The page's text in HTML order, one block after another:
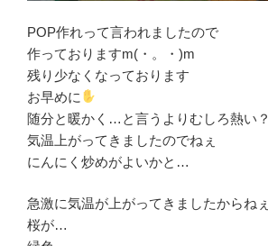
POP作れって言われましたので
作っておりますm(・。・)m
残り少なくなっております
お早めに
随分と暖かく…と言うよりむしろ熱い？
気温上がってきましたのでねぇ
にんにく炒めがよいかと…
急激に気温が上がってきましたからねぇ
桜が…